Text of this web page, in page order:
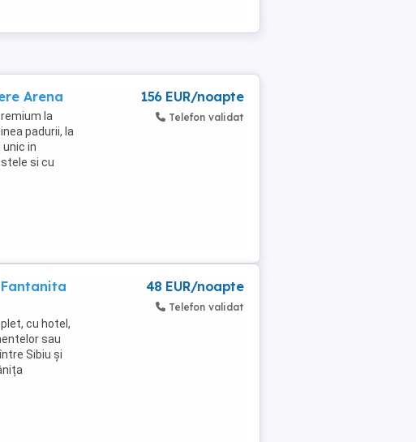
Arena
la
padurii, la
in
si cu
156 EUR/noapte
Telefon validat
cu hotel,
sau
Sibiu și
48 EUR/noapte
Telefon validat